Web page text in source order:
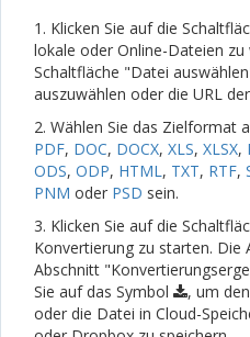
1. Klicken Sie auf die
lokale oder Online-Dateien zu
Schaltfläche "Datei
auszuwählen oder die URL
2. Wählen Sie das Zielformat
PDF, DOC, DOCX, XLS, XLSX,
ODS, ODP, HTML, TXT, RTF,
PNM oder PSD sein.
3. Klicken Sie auf die
Konvertierung zu starten. Die
Abschnitt
Sie auf das Symbol
, um
oder die Datei in Cloud-